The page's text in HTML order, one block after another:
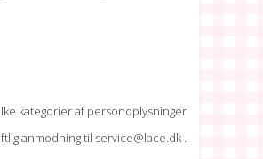
kategorier af personoplysninger
anmodning til service@lace.dk .